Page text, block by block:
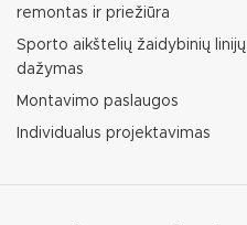
remontas ir priežiūra
Sporto aikštelių žaidybinių linijų
dažymas
Montavimo paslaugos
Individualus projektavimas